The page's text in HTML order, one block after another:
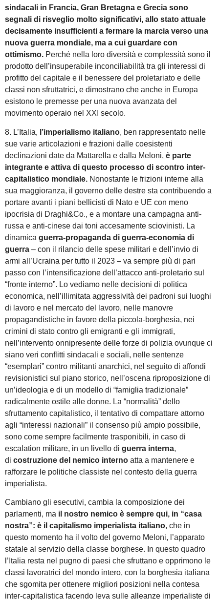
sindacali in Francia, Gran Bretagna e Grecia sono
segnali di risveglio molto significativi, allo stato attuale
decisamente insufficienti a fermare la marcia verso una
nuova guerra mondiale, ma a cui guardare con
ottimismo. Perché nella loro diversità e complessità sono il
prodotto dell’insuperabile inconciliabilità tra gli interessi di
profitto del capitale e il benessere del proletariato e delle
classi non sfruttatrici, e dimostrano che anche in Europa
esistono le premesse per una nuova avanzata del
movimento operaio nel XXI secolo.
8. L’Italia, l’imperialismo italiano, ben rappresentato nelle
sue varie articolazioni e frazioni dalle coesistenti
declinazioni date da Mattarella e dalla Meloni, è parte
integrante e attiva di questo processo di scontro inter-
capitalistico mondiale. Nonostante le frizioni interne alla
sua maggioranza, il governo delle destre sta contribuendo a
portare avanti i piani bellicisti di Nato e UE con meno
ipocrisia di Draghi&Co., e a montare una campagna anti-
russa e anti-cinese dai toni accesamente sciovinisti. La
dinamica guerra-propaganda di guerra-economia di
guerra – con il rilancio delle spese militari e dell’invio di
armi all’Ucraina per tutto il 2023 – va sempre più di pari
passo con l’intensificazione dell’attacco anti-proletario sul
“fronte interno”. Lo vediamo nelle decisioni di politica
economica, nell’illimitata aggressività dei padroni sui luoghi
di lavoro e nel mercato del lavoro, nelle manovre
propagandistiche in favore della piccola-borghesia, nei
crimini di stato contro gli emigranti e gli immigrati,
nell’intervento onnipresente delle forze di polizia ovunque ci
siano veri conflitti sindacali e sociali, nelle sentenze
“esemplari” contro militanti anarchici, nel seguito di affondi
revisionistici sul piano storico, nell’oscena riproposizione di
un’ideologia e di un modello di “famiglia tradizionale”
radicalmente ostile alle donne. La “normalità” dello
sfruttamento capitalistico, il tentativo di compattare attorno
agli “interessi nazionali” il consenso più ampio possibile,
sono come sempre facilmente trasponibili, in caso di
escalation militare, in un livello di guerra interna,
di costruzione del nemico interno atta a mantenere e
rafforzare le politiche classiste nel contesto della guerra
imperialista.
Cambiano gli esecutivi, cambia la composizione dei
parlamenti, ma il nostro nemico è sempre qui, in “casa
nostra”: è il capitalismo imperialista italiano, che in
questo momento ha il volto del governo Meloni, l’apparato
statale al servizio della classe borghese. In questo quadro
l’Italia resta nel pugno di paesi che sfruttano e opprimono le
classi lavoratrici del mondo intero, con la borghesia italiana
che sgomita per ottenere migliori posizioni nella contesa
inter-capitalistica facendo leva sulle alleanze imperialiste di